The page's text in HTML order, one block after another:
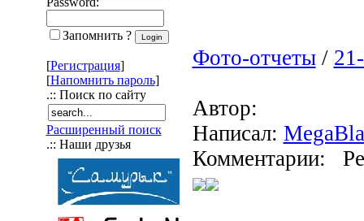
Запомнить ?
[Регистрация]
[Напомнить пароль]
.:: Поиск по сайту
Расширенный поиск
.:: Наши друзья
Фото-отчеты/
Автор:
Написал:
Комментарии: